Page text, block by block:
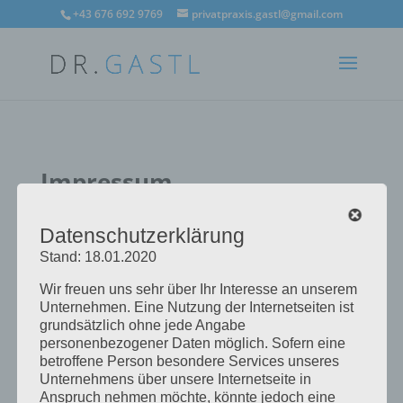
+43 676 692 9769 privatpraxis.gastl@gmail.com
Impressum
Dr. Günther Gastl
6414 Mieming
Österreich
Telefonnummer: +43 676 3124597‬
E-Mail-Adresse: privatpraxis.gastl@gmail.com
Datenschutzerklärung
Stand: 18.01.2020
Wir freuen uns sehr über Ihr Interesse an unserem
Unternehmen. Eine Nutzung der Internetseiten ist
grundsätzlich ohne jede Angabe
personenbezogener Daten möglich. Sofern eine
betroffene Person besondere Services unseres
Unternehmens über unsere Internetseite in
Anspruch nehmen möchte, könnte jedoch eine